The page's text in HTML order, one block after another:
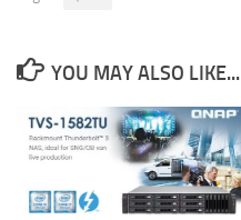
YOU MAY ALSO LIKE...